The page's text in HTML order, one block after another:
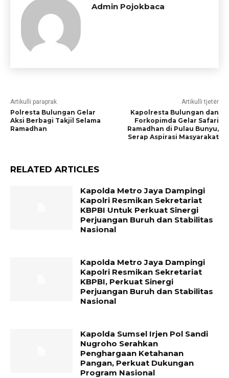
Admin Pojokbaca
Artikulli paraprak
Polresta Bulungan Gelar
Aksi Berbagi Takjil Selama
Ramadhan
Artikulli tjetër
Kapolresta Bulungan dan
Forkopimda Gelar Safari
Ramadhan di Pulau Bunyu,
Serap Aspirasi Masyarakat
RELATED ARTICLES
Kapolda Metro Jaya Dampingi
Kapolri Resmikan Sekretariat
KBPBI Untuk Perkuat Sinergi
Perjuangan Buruh dan Stabilitas
Nasional
Kapolda Metro Jaya Dampingi
Kapolri Resmikan Sekretariat
KBPBI, Perkuat Sinergi
Perjuangan Buruh dan Stabilitas
Nasional
Kapolda Sumsel Irjen Pol Sandi
Nugroho Serahkan
Penghargaan Ketahanan
Pangan, Perkuat Dukungan
Program Nasional